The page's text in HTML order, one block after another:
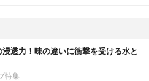
透力！味の違いに衝撃を受ける水と
特集